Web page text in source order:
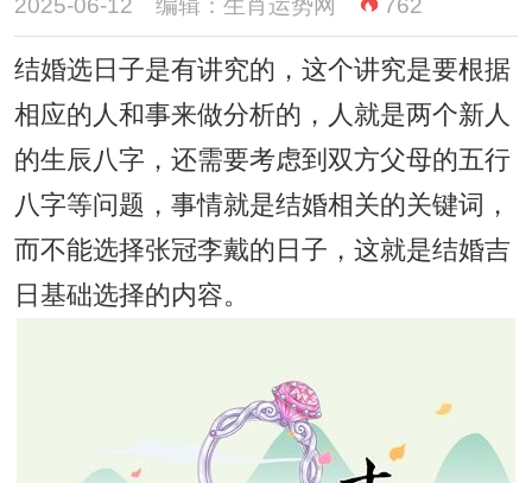
结婚选日子是有讲究的，这个讲究是要根据
相应的人和事来做分析的，人就是两个新人
的生辰八字，还需要考虑到双方父母的五行
八字等问题，事情就是结婚相关的关键词，
而不能选择张冠李戴的日子，这就是结婚吉
日基础选择的内容。